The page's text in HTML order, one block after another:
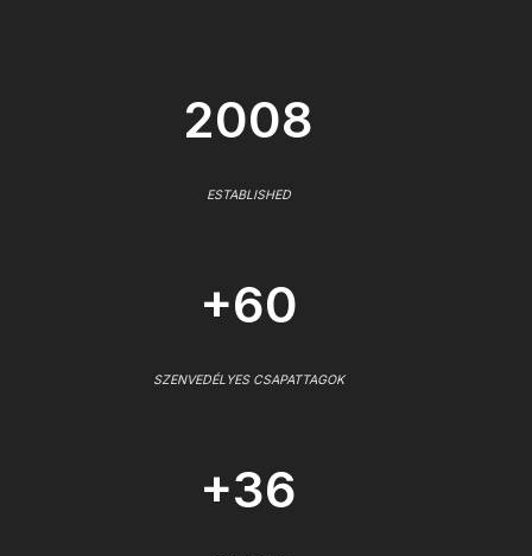
2008
ESTABLISHED
+60
SZENVEDÉLYES CSAPATTAGOK
+36